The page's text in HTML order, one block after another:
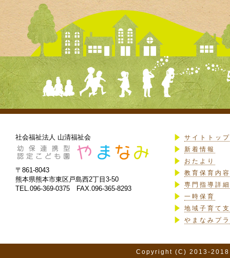
社会福祉法人 山清福祉会
〒861-8043
熊本県熊本市東区戸島西2丁目3-50
TEL.096-369-0375 FAX.096-365-8293
サイトトップ
新着情報
おたより
教育保育内
専門指導詳細
一時保育
地域子育て
やまなみプ
Copyright (C) 2013-